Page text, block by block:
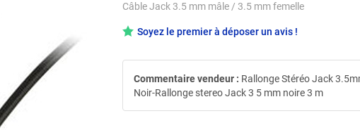
Câble Jack 3.5 mm mâle / 3.5 mm femelle
Soyez le premier à déposer un avis !
Commentaire vendeur : Rallonge Stéréo Jack
Noir-Rallonge stereo Jack 3 5 mm noire 3 m